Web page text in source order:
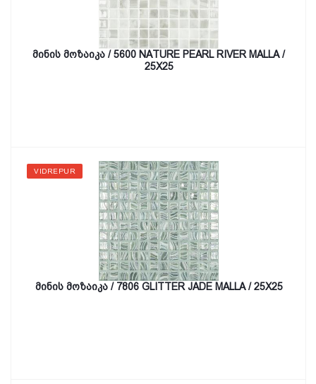
მინის მოზაიკა / 5600 NATURE PEARL RIVER MALLA /
25X25
VIDREPUR
მინის მოზაიკა / 7806 GLITTER JADE MALLA / 25X25